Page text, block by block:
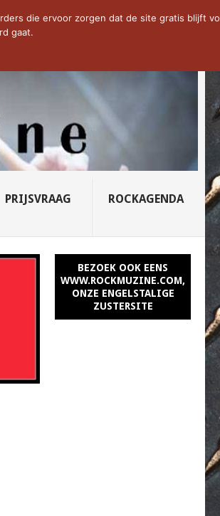
CD VAN DE WEEK: SLEEPING...
PRIJSVRAAG ROCKAGENDA
BEZOEK OOK EENS
WWW.ROCKMUZINE.COM,
ONZE ENGELSTALIGE
ZUSTERSITE
die ervoor zorgen dat de site gratis blijft
gaat.